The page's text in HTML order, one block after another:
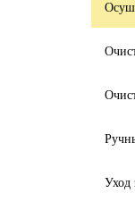
Уход